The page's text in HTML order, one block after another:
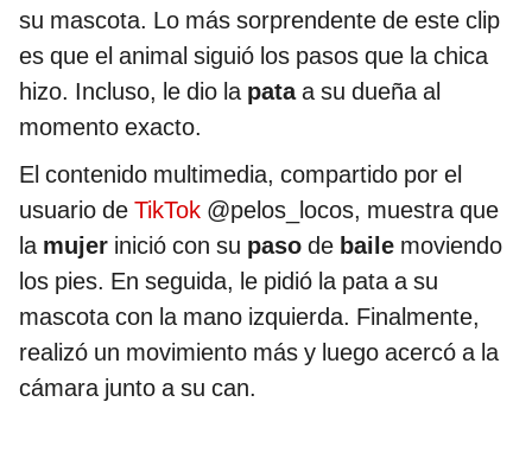
su mascota. Lo más sorprendente de este clip
es que el animal siguió los pasos que la chica
hizo. Incluso, le dio la pataa su dueña al
momento exacto.
El contenido multimedia, compartido por el
usuario de TikTok @pelos_locos, muestra que
la mujer inició con su paso de baile moviendo
los pies. En seguida, le pidió la pata a su
mascota con la mano izquierda. Finalmente,
realizó un movimiento más y luego acercó a la
cámara junto a su can.